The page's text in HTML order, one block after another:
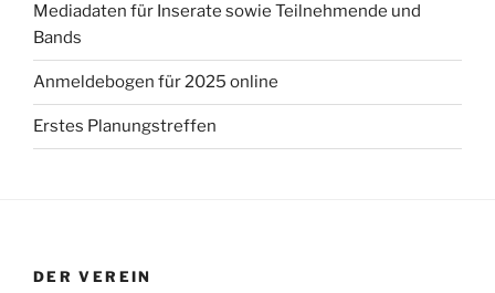
Mediadaten für Inserate sowie Teilnehmende und
Bands
Anmeldebogen für 2025 online
Erstes Planungstreffen
DER VEREIN